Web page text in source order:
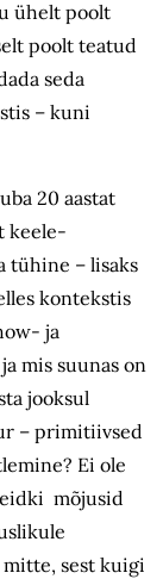
ühelt poolt
poolt teatud
seda
– kuni
20 aastat
keele-
tühine – lisaks
kontekstis
ja
mis suunas on
jooksul
– primitiivsed
Ei ole
mõjusid
sest kuigi